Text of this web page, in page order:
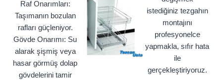
Raf Onarımları:
Taşımanın bozulan
rafları güçleniyor.
Gövde Onarımı: Su
alarak şişmiş veya
hasar görmüş dolap
gövdelerini tamir
istediğiniz tezgahın
montajını
profesyonelce
yapmakla, sıfır hata
ile
gerçekleştiriyoruz.